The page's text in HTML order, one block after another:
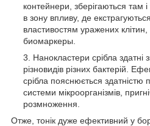
контейнери, зберігаються там
в зону впливу, де
властивостям уражених
биомаркеры.
Нанокластери срібла
різновидів різних бактерій.
срібла пояснюється
системи мікроорганізмів,
розмноження.
Отже, тонік дуже ефективний у